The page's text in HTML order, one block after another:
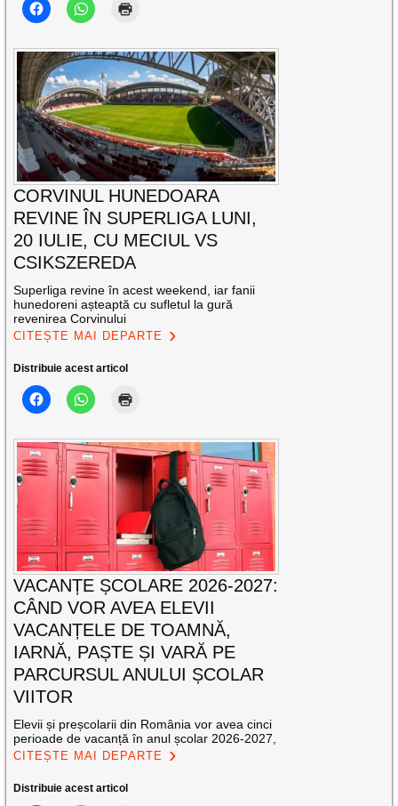
CORVINUL HUNEDOARA
REVINE ÎN SUPERLIGA LUNI,
20 IULIE, CU MECIUL VS
CSIKSZEREDA
Superliga revine în acest weekend, iar fanii
hunedoreni așteaptă cu sufletul la gură
revenirea Corvinului
CITEȘTE MAI DEPARTE
Distribuie acest articol
VACANȚE ȘCOLARE 2026-2027:
CÂND VOR AVEA ELEVII
VACANȚELE DE TOAMNĂ,
IARNĂ, PAȘTE ȘI VARĂ PE
PARCURSUL ANULUI ȘCOLAR
VIITOR
Elevii și preșcolarii din România vor avea cinci
perioade de vacanță în anul școlar 2026-2027,
CITEȘTE MAI DEPARTE
Distribuie acest articol